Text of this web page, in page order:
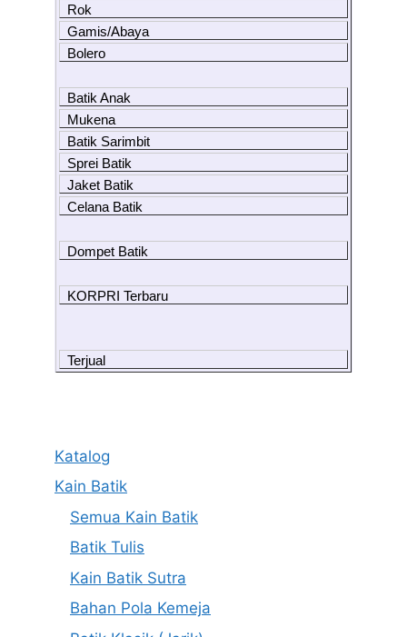
Rok
Gamis/Abaya
Bolero
Batik Anak
Mukena
Batik Sarimbit
Sprei Batik
Jaket Batik
Celana Batik
Dompet Batik
KORPRI Terbaru
Terjual
Katalog
Kain Batik
Semua Kain Batik
Batik Tulis
Kain Batik Sutra
Bahan Pola Kemeja